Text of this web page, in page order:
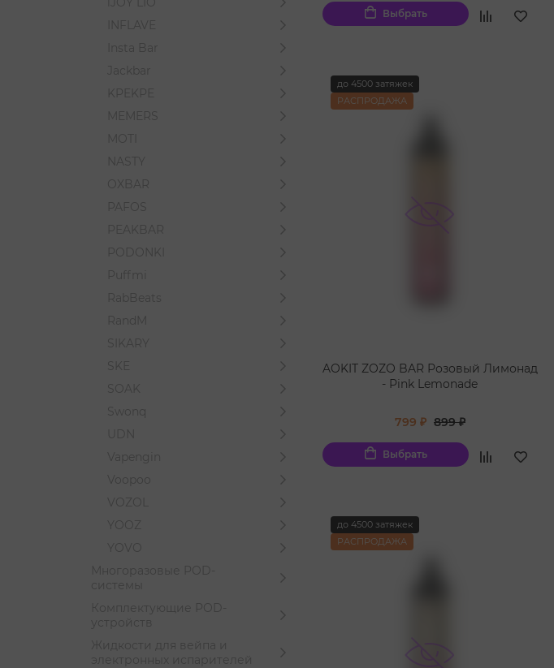
INFLAVE
Insta Bar
KPEKPE
MEMERS
MOTI
NASTY
OXBAR
PAFOS
PEAKBAR
PODONKI
Puffmi
RabBeats
RandM
SIKARY
SKE
SOAK
Swonq
UDN
Vapengin
VOZOL
YOOZ
YOVO
Многоразовые POD-
системы
Комплектующие POD-
устройств
Жидкости для вейпа и
электронных испарителей
Выбрать
до 4500 затяжек
РАСПРОДАЖА
AOKIT ZOZO BAR Розовый Лимонад
- Pink Lemonade
799 ₽ 899 ₽
Выбрать
до 4500 затяжек
РАСПРОДАЖА